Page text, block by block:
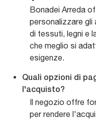
Bonadei Arreda
personalizzare gli
di tessuti, legni e
che meglio si
esigenze.
Quali opzioni di
l'acquisto?
Il negozio offre
per rendere